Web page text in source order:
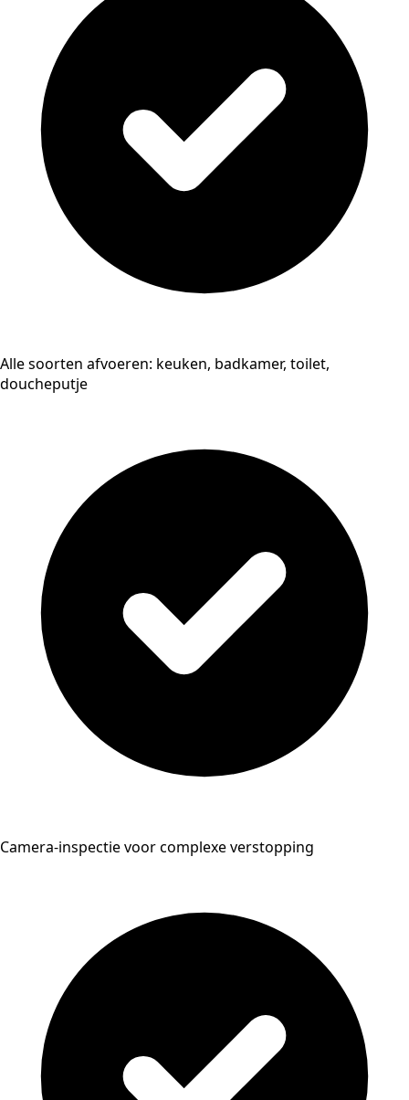
Alle soorten afvoeren: keuken, badkamer, toilet,
doucheputje
Camera-inspectie voor complexe verstopping